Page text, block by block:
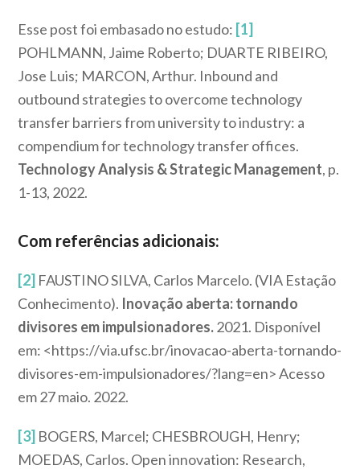
Esse post foi embasado no estudo: [1]
POHLMANN, Jaime Roberto; DUARTE RIBEIRO,
Jose Luis; MARCON, Arthur. Inbound and
outbound strategies to overcome technology
transfer barriers from university to industry: a
compendium for technology transfer offices.
Technology Analysis & Strategic Management, p.
1-13, 2022.
Com referências adicionais:
[2] FAUSTINO SILVA, Carlos Marcelo. (VIA Estação
Conhecimento). Inovação aberta: tornando
divisores em impulsionadores.2021. Disponível
em: <https://via.ufsc.br/inovacao-aberta-tornando-
divisores-em-impulsionadores/?lang=en> Acesso
em 27 maio. 2022.
[3] BOGERS, Marcel; CHESBROUGH, Henry;
MOEDAS, Carlos. Open innovation: Research,